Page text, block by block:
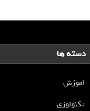
دسته ها
اموزش
تکنولوژی